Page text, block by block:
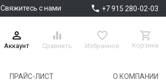
Свяжитесь с нами  +7 915 280-02-03

Аккаунт

Сравнить

Избранное

Корзина
ПРАЙС-ЛИСТ О КОМПАНИИ